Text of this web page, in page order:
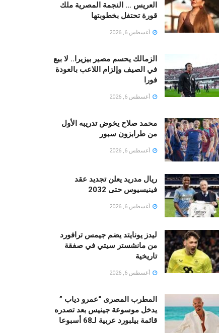
العريس … النجمة المصرية ملك
قورة تحتفل بخطوبتها
أغسطس 6, 2026
الزمالك يحسم مصير بيزيرا.. لا بيع
في الصيف وإلزام اللاعب بالعودة
فورا
أغسطس 6, 2026
محمد صلاح يخوض تدريبه الأول
من طرابزون سبور
أغسطس 6, 2026
ريال مدريد يعلن تجديد عقد
فينيسيوس حتى 2032
أغسطس 6, 2026
ليدز يونايتد يضم جيمس ترافورد
من مانشستر سيتي في صفقة
تاريخية
أغسطس 6, 2026
المطرب المصرى “عمرو دياب ”
يدخل موسوعة جينيس بعد تصدره
قائمة بيلبورد عربية لـ68 أسبوعا